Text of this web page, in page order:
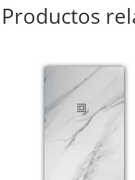
Productos